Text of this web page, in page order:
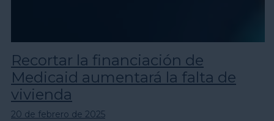
Recortar la financiación de
Medicaid aumentará la falta de
vivienda
20 de febrero de 2025